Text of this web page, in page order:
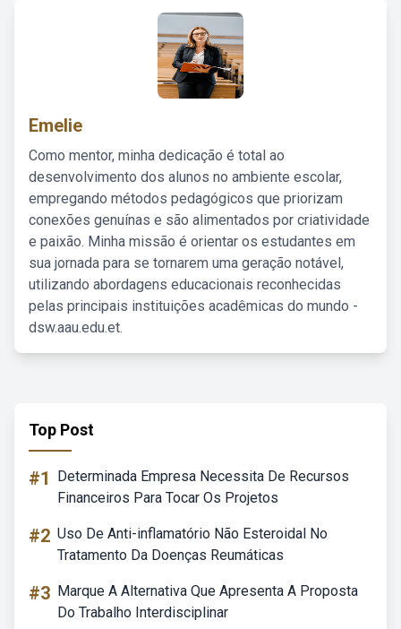
Emelie
Como mentor, minha dedicação é total ao
desenvolvimento dos alunos no ambiente escolar,
empregando métodos pedagógicos que priorizam
conexões genuínas e são alimentados por criatividade
e paixão. Minha missão é orientar os estudantes em
sua jornada para se tornarem uma geração notável,
utilizando abordagens educacionais reconhecidas
pelas principais instituições acadêmicas do mundo -
dsw.aau.edu.et.
Top Post
#1
Determinada Empresa Necessita De Recursos
Financeiros Para Tocar Os Projetos
#2 Uso De Anti-inflamatório Não Esteroidal No
Tratamento Da Doenças Reumáticas
#3 Marque A Alternativa Que Apresenta A Proposta
Do Trabalho Interdisciplinar